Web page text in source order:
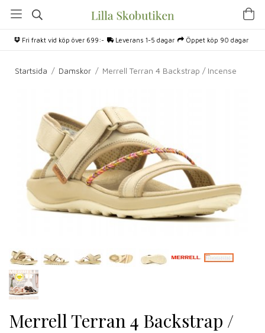
Fri frakt vid köp över 699:- Leverans 1-5 dagar Öppet köp 90 dagar
Startsida / Damskor / Merrell Terran 4 Backstrap / Incense
Merrell Terran 4 Backstrap /